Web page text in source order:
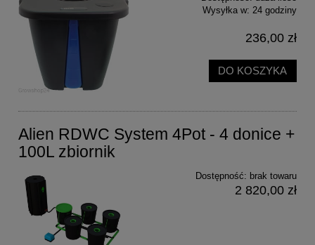
Wysyłka w: 24 godziny
236,00 zł
DO KOSZYKA
Alien RDWC System 4Pot - 4 donice +
100L zbiornik
Dostępność: brak towaru
2 820,00 zł